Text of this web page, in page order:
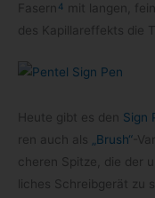
Fasern 4 mit lan­gen,
des Kapil­lar­ef­fekts die
Heute gibt es den Sign
ren auch als „Brush“ -
che­ren Spitze, die der
li­ches Schreib­ge­rät zu